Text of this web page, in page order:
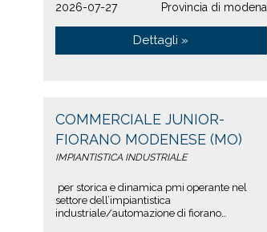
2026-07-27
Provincia di modena
Dettagli »
COMMERCIALE JUNIOR-
FIORANO MODENESE (MO)
IMPIANTISTICA INDUSTRIALE
per storica e dinamica pmi operante nel
settore dell’impiantistica
industriale/automazione di fiorano